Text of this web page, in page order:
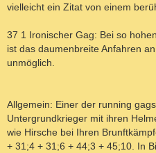
vielleicht ein Zitat von einem
37 1 Ironischer Gag: Bei so
ist das daumenbreite Anfahren
unmöglich.
Allgemein: Einer der running
Untergrundkrieger mit ihren
wie Hirsche bei Ihren
+ 31;4 + 31;6 + 44;3 + 45;10. In